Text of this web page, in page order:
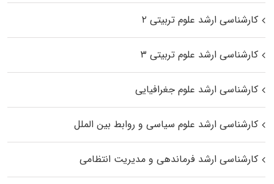
کارشناسی ارشد علوم تربیتی ۲
کارشناسی ارشد علوم تربیتی ۳
کارشناسی ارشد علوم جغرافیایی
کارشناسی ارشد علوم سیاسی و روابط بین الملل
کارشناسی ارشد فرماندهی و مدیریت انتظامی